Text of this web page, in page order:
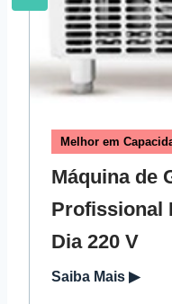
Melhor em
Máquina de
Profissional
Dia 220 V
Saiba Mais ▶